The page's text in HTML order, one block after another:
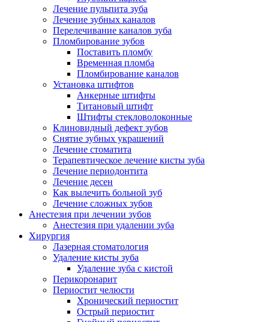
Лечение пульпита зуба
Лечение зубных каналов
Перелечивание каналов зуба
Пломбирование зубов
Поставить пломбу
Временная пломба
Пломбирование каналов
Установка штифтов
Анкерные штифты
Титановый штифт
Штифты стекловолоконные
Клиновидный дефект зубов
Снятие зубных украшений
Лечение стоматита
Терапевтическое лечение кисты зуба
Лечение периодонтита
Лечение десен
Как вылечить больной зуб
Лечение сложных зубов
Анестезия при лечении зубов
Анестезия при удалении зуба
Хирургия
Лазерная стоматология
Удаление кисты зуба
Удаление зуба с кистой
Перикоронарит
Периостит челюсти
Хронический периостит
Острый периостит